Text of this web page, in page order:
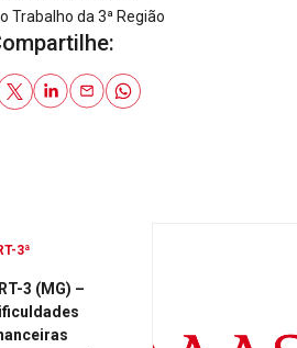
Trabalho da 3ª Região
3ª
3 (MG) –